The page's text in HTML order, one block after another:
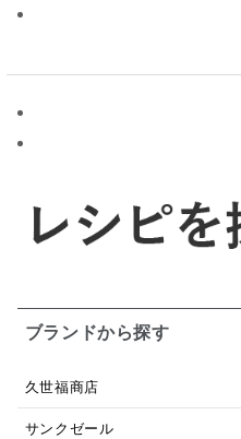
ブランドから探す
久世福商店
サンクゼール